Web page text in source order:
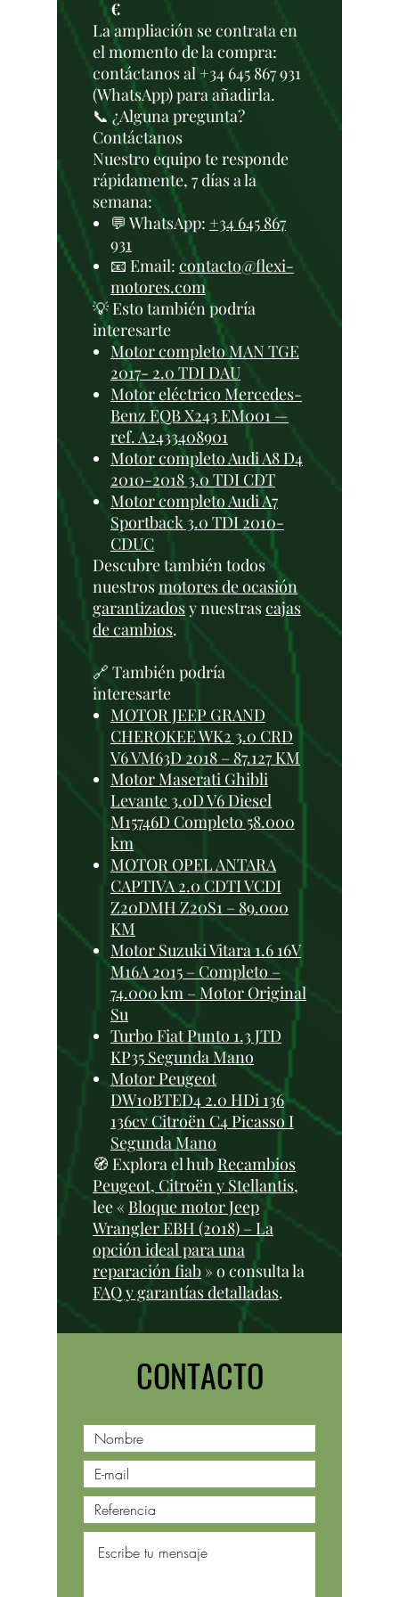
€
La ampliación se contrata en
el momento de la compra:
contáctanos al +34 645 867 931
(WhatsApp) para añadirla.
📞 ¿Alguna pregunta?
Contáctanos
Nuestro equipo te responde
rápidamente, 7 días a la
semana:
💬 WhatsApp: +34 645 867
931
📧 Email: contacto@flexi-
motores.com
💡 Esto también podría
interesarte
Motor completo MAN TGE
2017- 2.0 TDI DAU
Motor eléctrico Mercedes-
Benz EQB X243 EM001 —
ref. A2433408901
Motor completo Audi A8 D4
2010-2018 3.0 TDI CDT
Motor completo Audi A7
Sportback 3.0 TDI 2010-
CDUC
Descubre también todos
nuestrosmotores de ocasión
garantizadosy nuestrascajas
de cambios.
🔗 También podría
interesarte
MOTOR JEEP GRAND
CHEROKEE WK2 3.0 CRD
V6 VM63D 2018 – 87.127 KM
Motor Maserati Ghibli
Levante 3.0D V6 Diesel
M15746D Completo 58.000
km
MOTOR OPEL ANTARA
CAPTIVA 2.0 CDTI VCDI
Z20DMH Z20S1 – 89.000
KM
Motor Suzuki Vitara 1.6 16V
M16A 2015 – Completo –
74.000 km – Motor Original
Su
Turbo Fiat Punto 1.3 JTD
KP35 Segunda Mano
Motor Peugeot
DW10BTED4 2.0 HDi 136
136cv Citroën C4 Picasso I
Segunda Mano
🧭 Explora el hubRecambios
Peugeot, Citroën y Stellantis,
lee « Bloque motor Jeep
Wrangler EBH (2018) – La
opción ideal para una
reparación fiab » o consulta la
FAQ y garantías detalladas.
CONTACTO